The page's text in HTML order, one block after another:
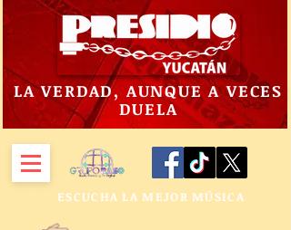
LA VERDAD, AUNQUE A VECES
DUELA
ESCUCHA LA MEJOR MÚSICA